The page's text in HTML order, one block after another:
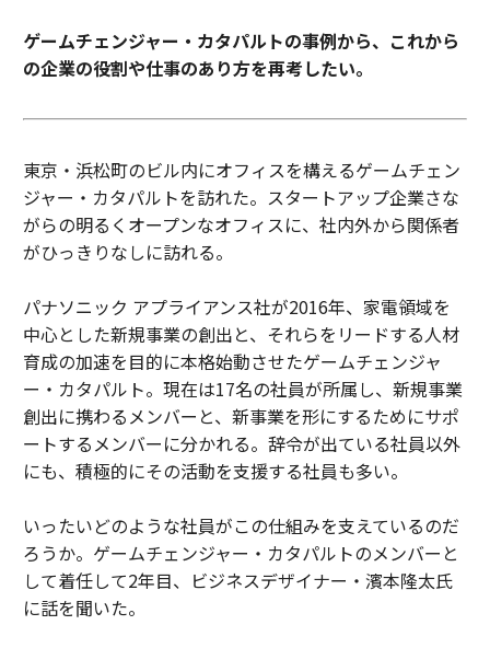
ゲームチェンジャー・カタパルトの事例から、これから
の企業の役割や仕事のあり方を再考したい。
東京・浜松町のビル内にオフィスを構えるゲームチェン
ジャー・カタパルトを訪れた。スタートアップ企業さな
がらの明るくオープンなオフィスに、社内外から関係者
がひっきりなしに訪れる。
パナソニック アプライアンス社が2016年、家電領域を
中心とした新規事業の創出と、それらをリードする人材
育成の加速を目的に本格始動させたゲームチェンジャ
ー・カタパルト。現在は17名の社員が所属し、新規事業
創出に携わるメンバーと、新事業を形にするためにサポ
ートするメンバーに分かれる。辞令が出ている社員以外
にも、積極的にその活動を支援する社員も多い。
いったいどのような社員がこの仕組みを支えているのだ
ろうか。ゲームチェンジャー・カタパルトのメンバーと
して着任して2年目、ビジネスデザイナー・濱本隆太氏
に話を聞いた。